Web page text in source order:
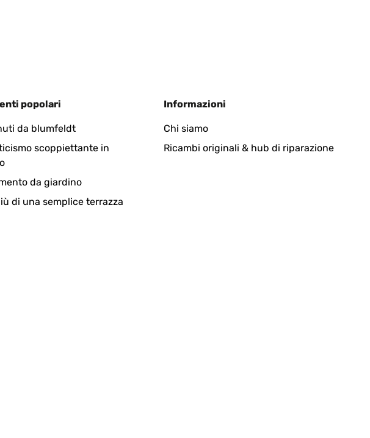
Den Wäsche kann man einfachst rausrehmen und waschen.
popolari
da blumfeldt
scoppiettante in
da giardino
di una semplice terrazza
Informazioni
Chi siamo
Ricambi originali & hub di riparazione